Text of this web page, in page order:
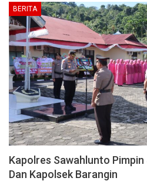
BERITA
Kapolres Sawahlunto Pimpin
Dan Kapolsek Barangin